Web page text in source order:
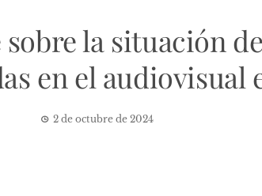
la situación
en el audiovisual
2 de octubre de 2024